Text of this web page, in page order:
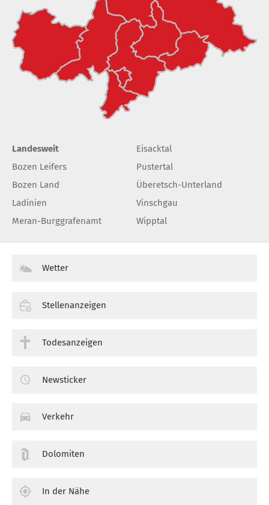
Landesweit
Bozen Leifers
Bozen Land
Ladinien
Meran-Burggrafenamt
Eisacktal
Pustertal
Überetsch-Unterland
Vinschgau
Wipptal
Wetter
Stellenanzeigen
Todesanzeigen
Newsticker
Verkehr
Dolomiten
In der Nähe